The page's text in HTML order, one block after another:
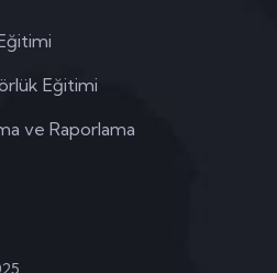
Eğitimi
ve Raporlama